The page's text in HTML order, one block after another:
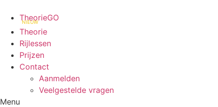
TheorieGO
NIEUW
Theorie
Rijlessen
Prijzen
Contact
Aanmelden
Veelgestelde vragen
Menu